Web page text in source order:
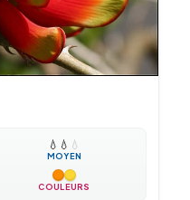
💧 💧 💧
MOYEN
COULEURS